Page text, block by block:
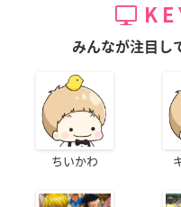
みんなが注目し
ちいかわ